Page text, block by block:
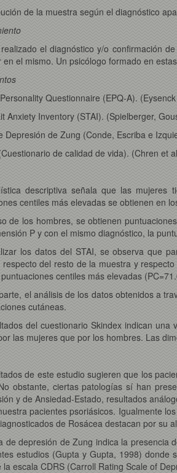
de la muestra según el diagnóstico
el diagnóstico y/o confirmación
en el mismo. Un psicólogo formado en
Questionnaire (EPQ-A).
Anxiety Inventory (STAI). (Spielberger,
Depresión de Zung (Conde, Escriba e
de calidad de vida). (Chren et
descriptiva señala que las
centiles más elevadas se obtienen en
de los hombres, se obtienen
P y con el mismo diagnóstico, la
los datos del STAI, se observa que
respecto del resto de la muestra y
centiles más elevadas
el análisis de los datos obtenidos a
cutáneas.
del cuestionario Skindex indican
las mujeres que por los hombres. Las
de este estudio sugieren que los
obstante, ciertas patologías sí han
y de Ansiedad-Estado, resultados
pacientes psoriásicos. Igualmente
de Rosácea destacan por su
de depresión de Zung indica la presencia
estudios (Gupta y Gupta, 1998) donde
la escala CDRS (Carroll Rating Scale of